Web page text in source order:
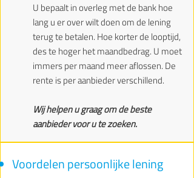
U bepaalt in overleg met de bank hoe
lang u er over wilt doen om de lening
terug te betalen. Hoe korter de looptijd,
des te hoger het maandbedrag. U moet
immers per maand meer aflossen. De
rente is per aanbieder verschillend.
Wij helpen u graag om de beste
aanbieder voor u te zoeken.
Voordelen persoonlijke lening